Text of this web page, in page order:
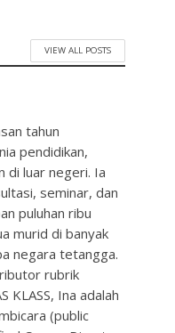
VIEW ALL POSTS
tahun
pendidikan,
di luar negeri. Ia
seminar, dan
puluhan ribu
murid di banyak
negara tetangga.
rubrik
KLASS, Ina adalah
(public